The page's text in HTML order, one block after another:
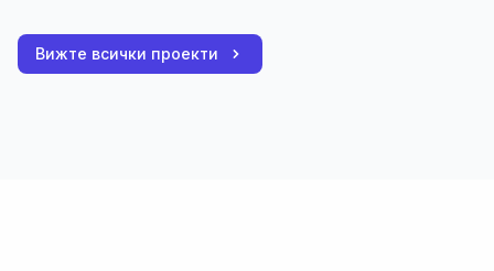
Вижте всички проекти